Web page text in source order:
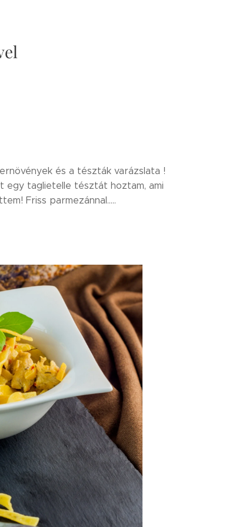
és a tészták varázslata !
egy taglietelle tésztát hoztam, ami
Friss parmezánnal.....